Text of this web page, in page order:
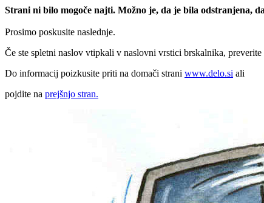
Strani ni bilo mogoče najti. Možno je, da je bila odstranjena,
Prosimo poskusite naslednje.
Če ste spletni naslov vtipkali v naslovni vrstici brskalnika, preverite
Do informacij poizkusite priti na domači strani www.delo.si ali
pojdite na prejšnjo stran.